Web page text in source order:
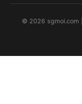
© 2026 sgmoi.com